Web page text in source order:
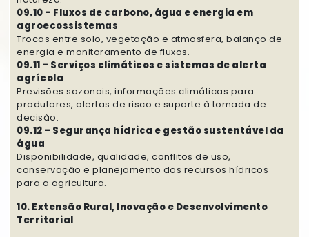
09.10 – Fluxos de carbono, água e energia em
agroecossistemas
Trocas entre solo, vegetação e atmosfera, balanço de
energia e monitoramento de fluxos.
09.11 – Serviços climáticos e sistemas de alerta
agrícola
Previsões sazonais, informações climáticas para
produtores, alertas de risco e suporte à tomada de
decisão.
09.12 – Segurança hídrica e gestão sustentável da
água
Disponibilidade, qualidade, conflitos de uso,
conservação e planejamento dos recursos hídricos
para a agricultura.
10. Extensão Rural, Inovação e Desenvolvimento
Territorial